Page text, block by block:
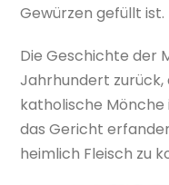
Gewürzen gefüllt ist.
Die Geschichte der
Jahrhundert zurück,
katholische Mönche
das Gericht
heimlich Fleisch zu